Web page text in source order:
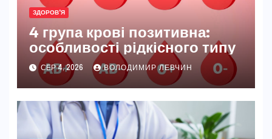
ЗДОРОВ'Я
4 група крові позитивна:
особливості рідкісного типу
СЕР 4, 2026 ВОЛОДИМИР ЛЕВЧИН